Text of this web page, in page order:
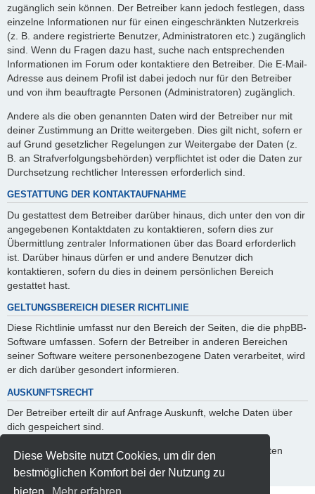
Diese Website nutzt Cookies, um dir den
bestmöglichen Komfort bei der Nutzung zu
zugänglich sein können. Der Betreiber kann jedoch festlegen, dass
einzelne Informationen nur für einen eingeschränkten Nutzerkreis
(z. B. andere registrierte Benutzer, Administratoren etc.) zugänglich
sind. Wenn du Fragen dazu hast, suche nach entsprechenden
Informationen im Forum oder kontaktiere den Betreiber. Die E-Mail-
Adresse aus deinem Profil ist dabei jedoch nur für den Betreiber
und von ihm beauftragte Personen (Administratoren) zugänglich.
Andere als die oben genannten Daten wird der Betreiber nur mit
deiner Zustimmung an Dritte weitergeben. Dies gilt nicht, sofern er
auf Grund gesetzlicher Regelungen zur Weitergabe der Daten (z.
B. an Strafverfolgungsbehörden) verpflichtet ist oder die Daten zur
Durchsetzung rechtlicher Interessen erforderlich sind.
GESTATTUNG DER KONTAKTAUFNAHME
Du gestattest dem Betreiber darüber hinaus, dich unter den von dir
angegebenen Kontaktdaten zu kontaktieren, sofern dies zur
Übermittlung zentraler Informationen über das Board erforderlich
ist. Darüber hinaus dürfen er und andere Benutzer dich
kontaktieren, sofern du dies in deinem persönlichen Bereich
gestattet hast.
GELTUNGSBEREICH DIESER RICHTLINIE
Diese Richtlinie umfasst nur den Bereich der Seiten, die die phpBB-
Software umfassen. Sofern der Betreiber in anderen Bereichen
seiner Software weitere personenbezogene Daten verarbeitet, wird
er dich darüber gesondert informieren.
AUSKUNFTSRECHT
Der Betreiber erteilt dir auf Anfrage Auskunft, welche Daten über
dich gespeichert sind.
Du kannst jederzeit die Löschung bzw. Sperrung deiner Daten
verlangen. Kontaktiere hierzu bitte den Betreiber.